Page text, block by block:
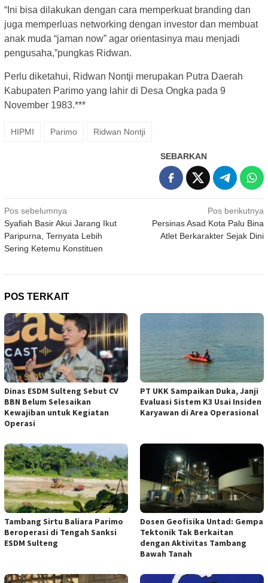
“Ini bisa dilakukan dengan cara memperkuat branding dan
juga memperluas networking dengan investor dan membuat
anak muda “jaman now” agar orientasinya mau menjadi
pengusaha,”pungkas Ridwan.
Perlu diketahui, Ridwan Nontji merupakan Putra Daerah
Kabupaten Parimo yang lahir di Desa Ongka pada 9
November 1983.***
HIPMI Parimo Ridwan Nontji
SEBARKAN
Navigasi
pos
Pos sebelumnya
Syafiah Basir Akui Jarang Ikut
Paripurna, Ternyata Lebih
Sering Ketemu Konstituen
Pos berikutnya
Persinas Asad Kota Palu Bina
Atlet Berkarakter Sejak Dini
POS TERKAIT
Dinas ESDM Sulteng Sebut CV
BBN Belum Selesaikan
Kewajiban untuk Kegiatan
Operasi
PT UKK Sampaikan Duka, Janji
Evaluasi Sistem K3 Usai Insiden
Karyawan di Area Operasional
Tambang Sirtu Baliara Parimo
Beroperasi di Tengah Sanksi
ESDM Sulteng
Dosen Geofisika Untad: Gempa
Tektonik Tak Berkaitan
dengan Aktivitas Tambang
Bawah Tanah